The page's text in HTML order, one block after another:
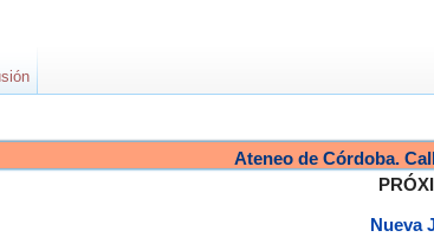
Ateneo de Córdoba.
Nueva